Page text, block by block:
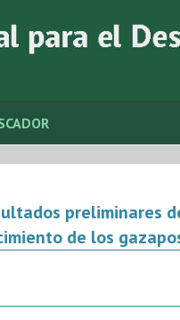
preliminares
de los